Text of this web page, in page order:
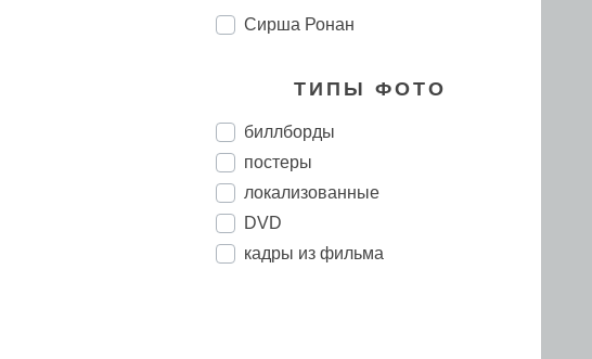
Сирша Ронан
ТИПЫ ФОТО
биллборды
постеры
локализованные
DVD
кадры из фильма